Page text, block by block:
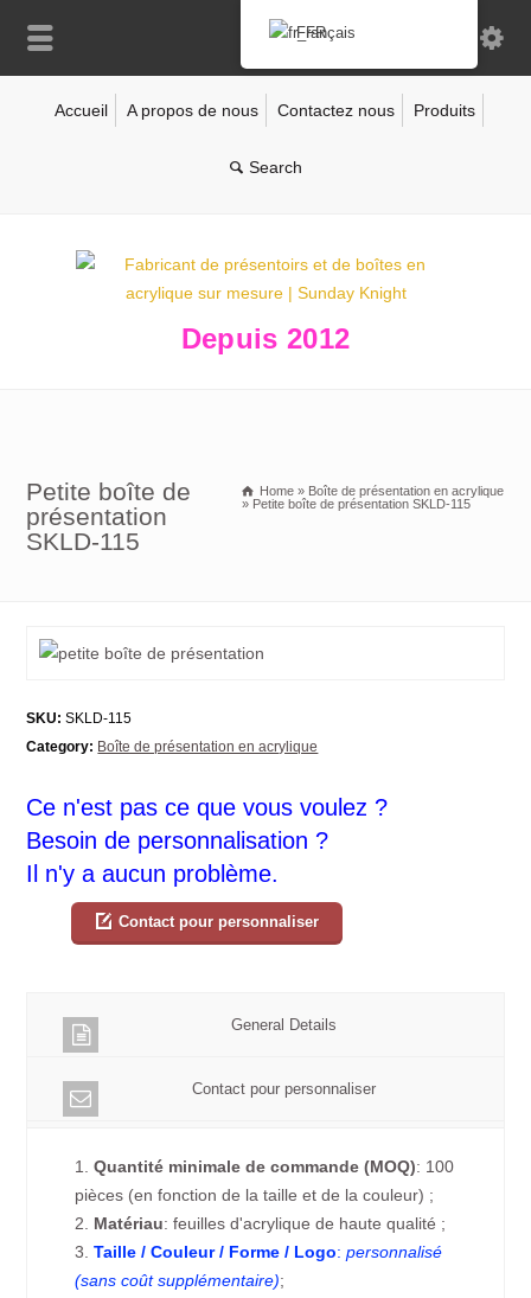
Accueil A propos de nous Contactez nous Produits
Depuis 2012
Petite boîte de
présentation
SKLD-115
Home » Boîte de présentation en acrylique
» Petite boîte de présentation SKLD-115
SKU: SKLD-115
Category: Boîte de présentation en acrylique
Ce n'est pas ce que vous voulez ?
Besoin de personnalisation ?
Il n'y a aucun problème.
Contact pour personnaliser
General Details
Contact pour personnaliser
1.Quantité minimale de commande (MOQ): 100
pièces (en fonction de la taille et de la couleur) ;
2. Matériau: feuilles d'acrylique de haute qualité ;
3.Taille / Couleur / Forme / Logo:personnalisé
(sans coût supplémentaire);
Français